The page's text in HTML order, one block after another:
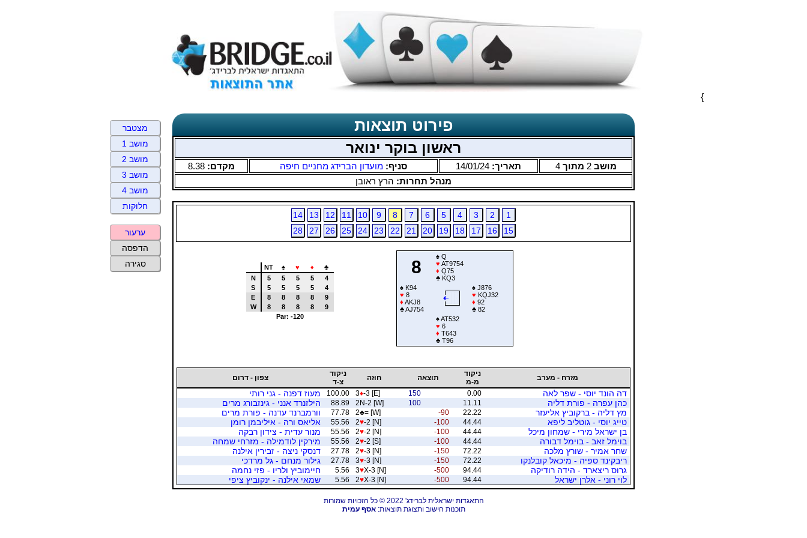
}
פירוט תוצאות
ראשון בוקר ינואר
מושב2 מתוך4 תאריך: 14/01/24 סניף: מועדון הברידג מחניים חיפה מקדם: 8.38
מנהל תחרות: הרץ ראובן
1
2
3
4
5
6
7
8
9
10
11
12
13
14
15
16
17
18
19
20
21
22
23
24
25
26
27
28
8
♠ Q
♥ AT9754
♦ Q75
♣ KQ3
♠ K94
♥ 8
♦ AKJ8
♣AJ754
♠ J876
♥ KQJ32
♦ 92
♣ 82
♠AT532
♥ 6
♦ T643
♣ T96
NT ♠ ♥ ♦
♣
N
5 5 5 5
4
S
5 5 5 5
4
E
8 8 8 8
9
W
8 8 8 8
9
Par: -120
מזרח - מערב
ניקוד
מ-מ
תוצאה חוזה
ניקוד
צ-ד
צפון - דרום
דה הונד יוסי - שפר לאה 0.00
150
3♦-3 [E]
100.00
מעוז דפנה - גני רותי
כהן עפרה - פורת דליה
11.11
100
2N-2 [W]
88.89
הילזנרד אנני - גינזבורג מרים
מץ דליה - ברקוביץ אליעזר
22.22
-90
2♣= [W]
77.78
וורמברנד עדנה - פורת מרים
טייג יוסי - גוטליב ליפא
44.44
-100
2♥-2 [N]
55.56
אליאס ורה - איליבמן רומן
בן ישראל מירי - שמחון מיכל
44.44
-100
2♥-2 [N]
55.56
מנור עדית - צידון רבקה
בוימל זאב - בוימל דבורה
44.44
-100
2♥-2 [S]
55.56
מירקין לודמילה - מזרחי שמחה
שחר אמיר - שורץ מלכה
72.22
-150
2♥-3 [N]
27.78
דנסקי ניצה - זבירין אילנה
ריבקינד ספיה - מיכאל קובלנקו
72.22
-150
3♥-3 [N]
27.78
גילור מנחם - גל מרדכי
גרוס ריצארד - הידה רודיקה
94.44
-500
3♥X-3 [N]
5.56
חיימוביץ ולריו - פזי נחמה
לוי רוני - אלרן ישראל
94.44
-500
2♥X-3 [N]
5.56 שמאי אילנה - ינקוביץ ציפי
התאגדות ישראלית לברידג' 2022 © כל הזכויות שמורות
תוכנות חישוב ותצוגת תוצאות:אסף עמית
מצטבר
מושב 1
מושב 2
מושב 3
מושב 4
חלוקות
ערעור
הדפסה
סגירה